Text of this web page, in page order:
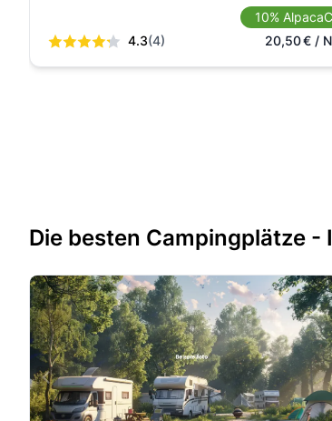
4.3(4)
10%
20,50€ /
Die besten Campingplätze -